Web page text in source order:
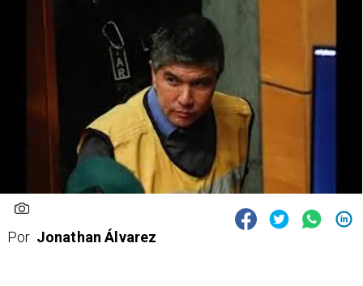
Por Jonathan Álvarez